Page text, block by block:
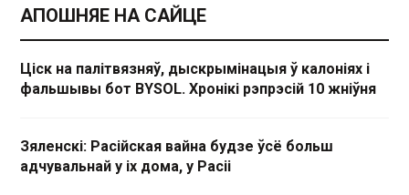
АПОШНЯЕ НА САЙЦЕ
Ціск на палітвязняў, дыскрымінацыя ў калоніях і
фальшывы бот BYSOL. Хронікі рэпрэсій 10 жніўня
Зяленскі: Расійская вайна будзе ўсё больш
адчувальнай у іх дома, у Расіі